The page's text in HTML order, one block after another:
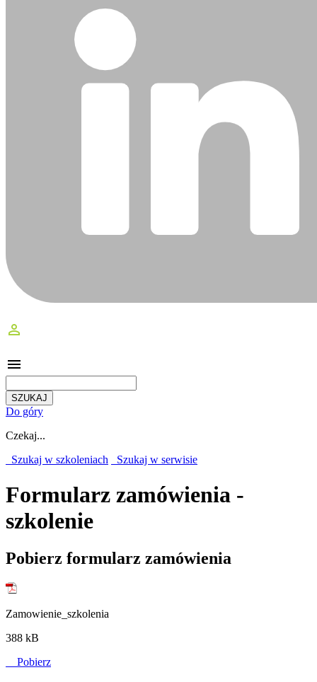
perm_identity
menu
Do góry
Czekaj...
Szukaj w szkoleniach
Szukaj w serwisie
Formularz zamówienia -
szkolenie
Pobierz formularz zamówienia
Zamowienie_szkolenia
388 kB
Pobierz